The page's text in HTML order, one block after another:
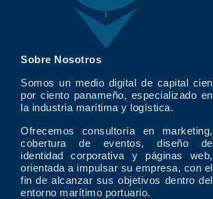
Sobre Nosotros
Somos un medio digital de capital cien
por ciento panameño, especializado en
la industria marítima y logística.
Ofrecemos consultoría en marketing,
cobertura de eventos, diseño de
identidad corporativa y páginas web,
orientada a impulsar su empresa, con el
fin de alcanzar sus objetivos dentro del
entorno marítimo portuario.